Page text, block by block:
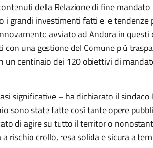
della Relazione di fine
i grandi investimenti fatti e le tendenze
avviato ad Andora in questi
una gestione del Comune più
un centinaio dei 120 obiettivi di
significative – ha dichiarato il sindaco
sono state fatte così tante opere
di agire su tutto il territorio
rischio crollo, resa solida e sicura a